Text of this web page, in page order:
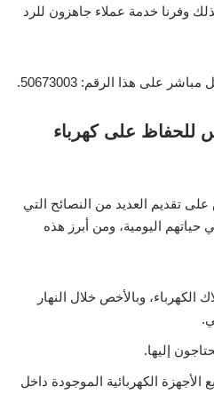
وفرنا خدمة عملاء جاهزون للرد
على هذا الرقم: 50673003.
للحفاظ على كهرباء
على تقديم العديد من النصائح التي
حياتهم اليومية، ومن أبرز هذه
الكهرباء، وبالأخص خلال النهار
إليها.
الكهربائية الموجودة داخل